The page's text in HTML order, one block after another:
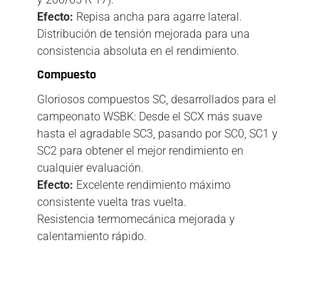
Efecto: Repisa ancha para agarre lateral.
Distribución de tensión mejorada para una
consistencia absoluta en el rendimiento.
Compuesto
Gloriosos compuestos SC, desarrollados para el
campeonato WSBK: Desde el SCX más suave
hasta el agradable SC3, pasando por SC0, SC1 y
SC2 para obtener el mejor rendimiento en
cualquier evaluación.
Efecto: Excelente rendimiento máximo
consistente vuelta tras vuelta.
Resistencia termomecánica mejorada y
calentamiento rápido.